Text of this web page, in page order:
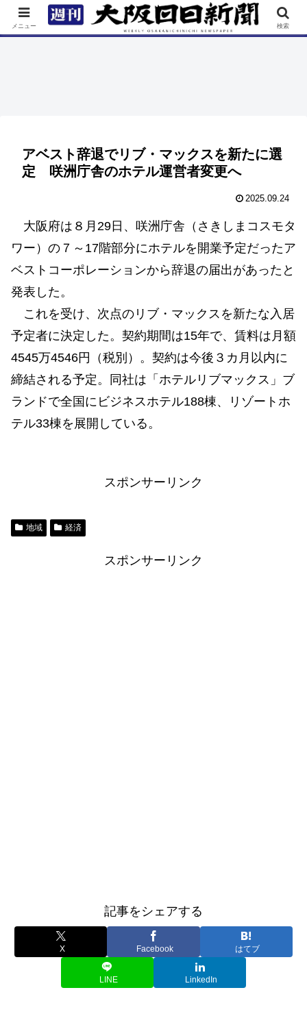
TOP 特集 ニュース 連載 街ネタ イベント
アベスト辞退でリブ・マックスを新たに選
定 咲洲庁舎のホテル運営者変更へ
2025.09.24
大阪府は８月29日、咲洲庁舎（さきしまコスモタ
ワー）の７～17階部分にホテルを開業予定だったア
ベストコーポレーションから辞退の届出があったと
発表した。
これを受け、次点のリブ・マックスを新たな入居
予定者に決定した。契約期間は15年で、賃料は月額
4545万4546円（税別）。契約は今後３カ月以内に
締結される予定。同社は「ホテルリブマックス」ブ
ランドで全国にビジネスホテル188棟、リゾートホ
テル33棟を展開している。
スポンサーリンク
地域 経済
スポンサーリンク
記事をシェアする
X Facebook はてブ
LINE LinkedIn
メニュー 検索